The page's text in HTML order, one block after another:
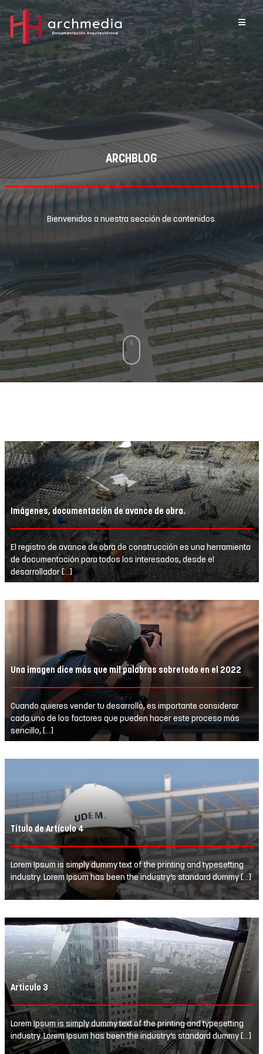
ARCHBLOG
Bienvenidos a nuestra sección de contenidos.
Imágenes, documentación de avance de obra.
El registro de avance de obra de construcción es una herramienta
de documentación para todos los interesados, desde el
desarrollador […]
Una imagen dice más que mil palabras sobretodo en el 2022
Cuando quieres vender tu desarrollo, es importante considerar
cada uno de los factores que pueden hacer este proceso más
sencillo, […]
Título de Artículo 4
Lorem Ipsum is simply dummy text of the printing and typesetting
industry. Lorem Ipsum has been the industry’s standard dummy […]
Articulo 3
Lorem Ipsum is simply dummy text of the printing and typesetting
industry. Lorem Ipsum has been the industry’s standard dummy […]